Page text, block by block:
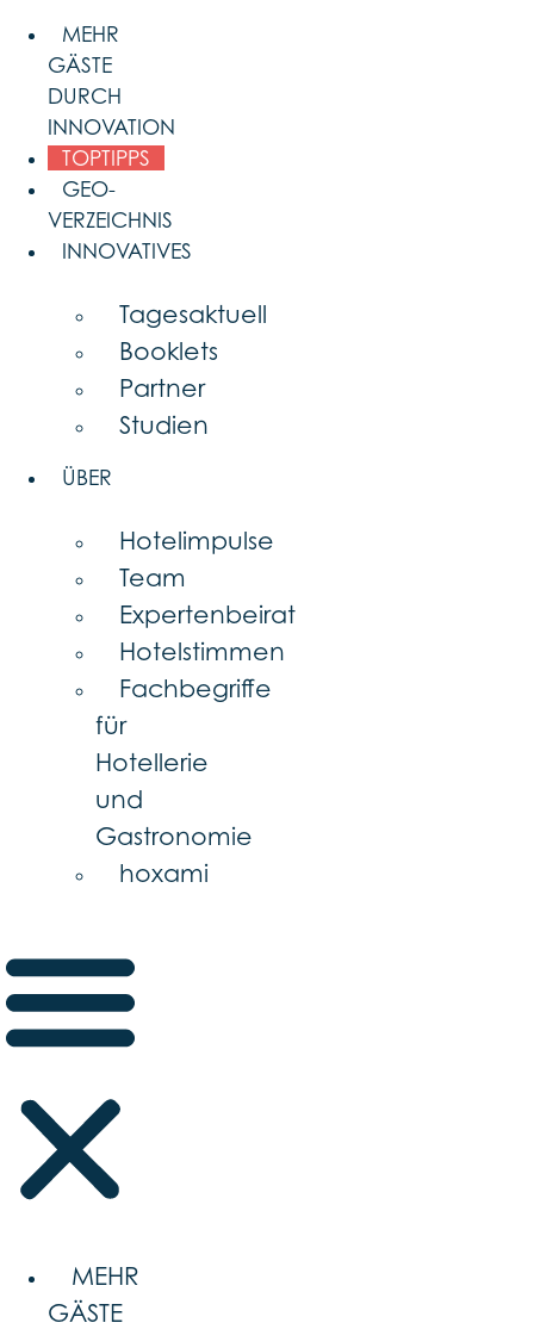
content
MEHR
GÄSTE
DURCH
INNOVATION
TOPTIPPS
GEO-
VERZEICHNIS
INNOVATIVES
Tagesaktuell
Booklets
Partner
Studien
ÜBER
Hotelimpulse
Team
Expertenbeirat
Hotelstimmen
Fachbegriffe
für
Hotellerie
und
Gastronomie
hoxami
MEHR
GÄSTE